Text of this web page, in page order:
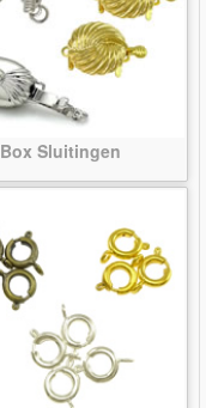
Box Sluitingen